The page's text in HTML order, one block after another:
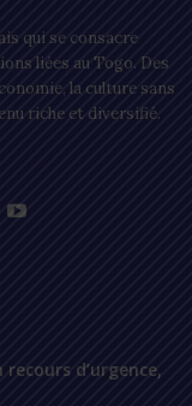
qui se consacre
liées au Togo. Des
la culture sans
riche et diversifié.
d’urgence,